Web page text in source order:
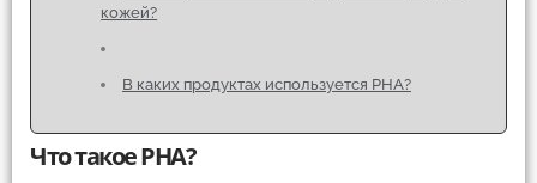
кожей?
В каких продуктах используется PHA?
Что такое PHA?